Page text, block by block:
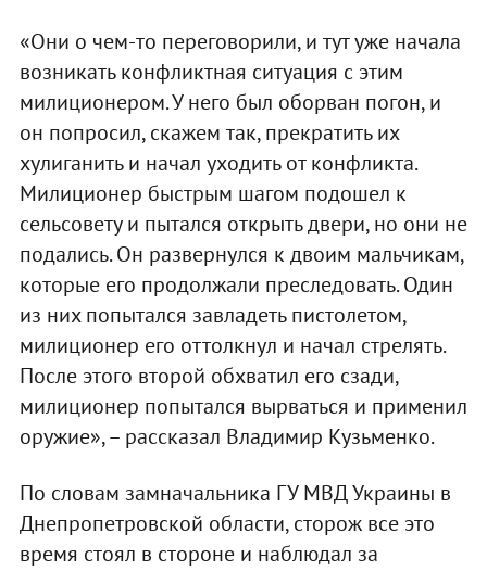
«Они о чем-то переговорили, и тут уже начала
возникать конфликтная ситуация с этим
милиционером. У него был оборван погон, и
он попросил, скажем так, прекратить их
хулиганить и начал уходить от конфликта.
Милиционер быстрым шагом подошел к
сельсовету и пытался открыть двери, но они не
подались. Он развернулся к двоим мальчикам,
которые его продолжали преследовать. Один
из них попытался завладеть пистолетом,
милиционер его оттолкнул и начал стрелять.
После этого второй обхватил его сзади,
милиционер попытался вырваться и применил
оружие», – рассказал Владимир Кузьменко.
По словам замначальника ГУ МВД Украины в
Днепропетровской области, сторож все это
время стоял в стороне и наблюдал за